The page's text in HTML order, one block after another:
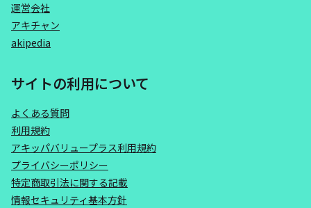
運営会社
アキチャン
akipedia
サイトの利用について
よくある質問
利用規約
アキッパバリュープラス利用規約
プライバシーポリシー
特定商取引法に関する記載
情報セキュリティ基本方針